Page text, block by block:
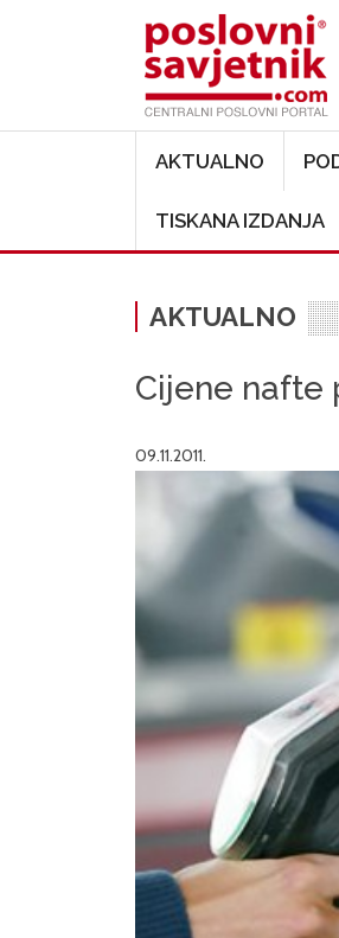
AKTUALNO
TISKANA IZDANJA
AKTUALNO
Cijene nafte
09.11.2011.